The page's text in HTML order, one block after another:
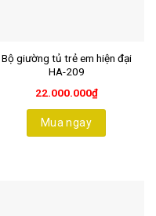
Bộ giường tủ trẻ em hiện đại
HA-209
22.000.000₫
Mua ngay